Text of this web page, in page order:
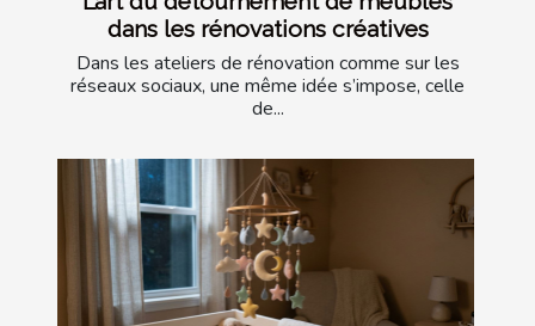
dans les rénovations créatives
Dans les ateliers de rénovation comme sur les
réseaux sociaux, une même idée s’impose, celle
de...